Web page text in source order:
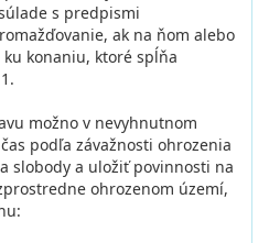
s predpismi
ak na ňom alebo
konaniu, ktoré spĺňa
možno v nevyhnutnom
podľa závažnosti ohrozenia
slobody a uložiť povinnosti na
ohrozenom území,